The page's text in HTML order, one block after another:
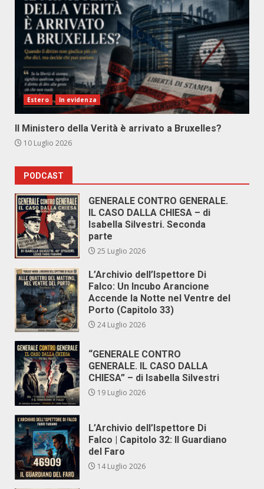
Estero In evidenza
Il Ministero della Verità è arrivato a Bruxelles?
10 Luglio 2026
PODCAST
GENERALE CONTRO GENERALE.
IL CASO DALLA CHIESA – di
Isabella Silvestri. Seconda
parte
25 Luglio 2026
L’Archivio dell’Ispettore Di
Falco: Un Incubo Arancione
Accende la Notte nel Ventre del
Porto (Capitolo 33)
24 Luglio 2026
“GENERALE CONTRO
GENERALE. IL CASO DALLA
CHIESA” – di Isabella Silvestri
19 Luglio 2026
L’Archivio dell’Ispettore Di
Falco | Capitolo 32: Il Guardiano
del Faro
14 Luglio 2026